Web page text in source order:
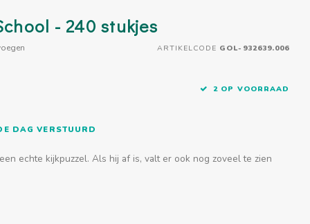
- 240 stukjes
ARTIKELCODE GOL-932639.006
2 OP VOORRAAD
DAG VERSTUURD
echte kijkpuzzel. Als hij af is, valt er ook nog zoveel te zien